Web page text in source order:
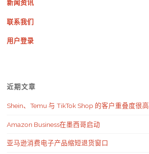
新闻资讯
联系我们
用户登录
近期文章
Shein、Temu 与 TikTok Shop 的客户重叠度很高
Amazon Business在墨西哥启动
亚马逊消费电子产品缩短退货窗口